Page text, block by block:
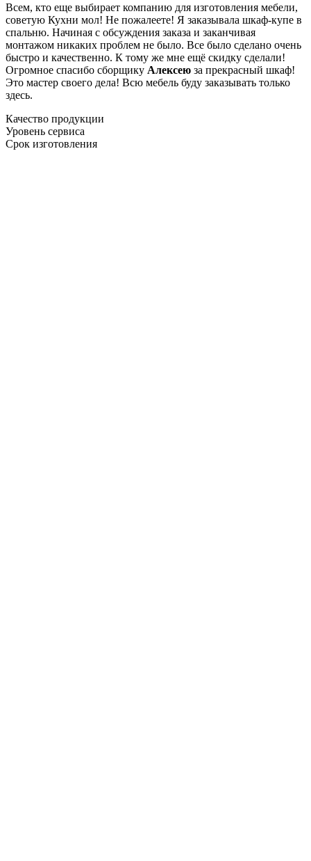
Всем, кто еще выбирает компанию для изготовления мебели,
советую Кухни мол! Не пожалеете! Я заказывала шкаф-купе в
спальню. Начиная с обсуждения заказа и заканчивая
монтажом никаких проблем не было. Все было сделано очень
быстро и качественно. К тому же мне ещё скидку сделали!
Огромное спасибо сборщику Алексею за прекрасный шкаф!
Это мастер своего дела! Всю мебель буду заказывать только
здесь.
Качество продукции
Уровень сервиса
Срок изготовления